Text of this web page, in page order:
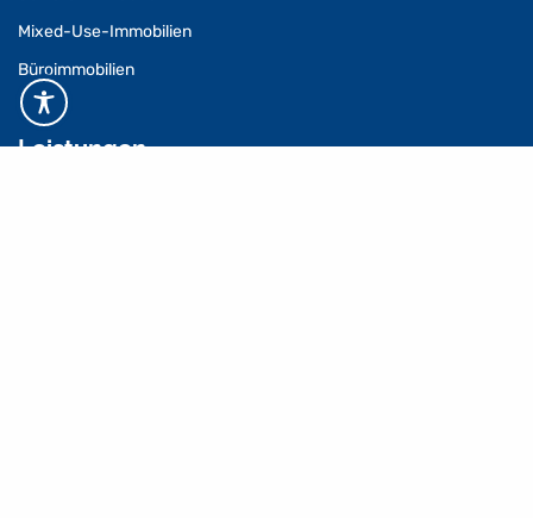
Mixed-Use-Immobilien
Büroimmobilien
Leistungen